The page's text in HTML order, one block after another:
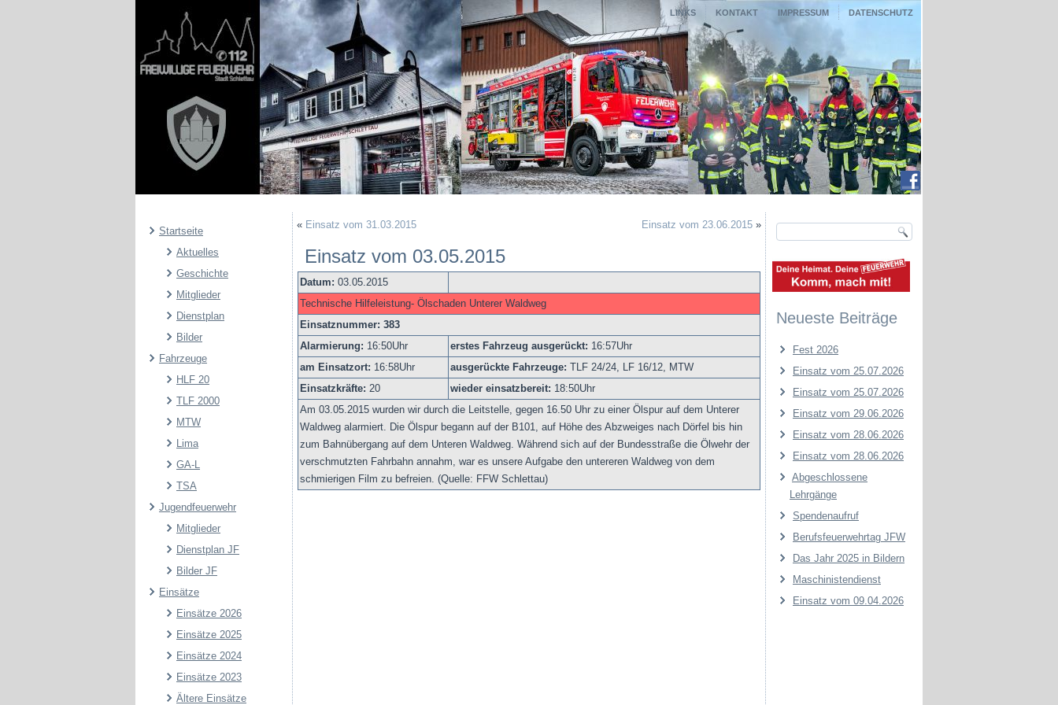
LINKS KONTAKT IMPRESSUM DATENSCHUTZ
Startseite
Aktuelles
Geschichte
Mitglieder
Dienstplan
Bilder
Fahrzeuge
HLF 20
TLF 2000
MTW
Lima
GA-L
TSA
Jugendfeuerwehr
Mitglieder
Dienstplan JF
Bilder JF
Einsätze
Einsätze 2026
Einsätze 2025
Einsätze 2024
Einsätze 2023
Ältere Einsätze
« Einsatz vom 31.03.2015 Einsatz vom 23.06.2015 »
Einsatz vom 03.05.2015
Datum: 03.05.2015
Technische Hilfeleistung- Ölschaden Unterer Waldweg
Einsatznummer: 383
Alarmierung: 16:50Uhr erstes Fahrzeug ausgerückt: 16:57Uhr
am Einsatzort: 16:58Uhr ausgerückte Fahrzeuge: TLF 24/24, LF 16/12, MTW
Einsatzkräfte: 20 wieder einsatzbereit: 18:50Uhr
Am 03.05.2015 wurden wir durch die Leitstelle, gegen 16.50 Uhr zu einer Ölspur auf dem Unterer
Waldweg alarmiert. Die Ölspur begann auf der B101, auf Höhe des Abzweiges nach Dörfel bis hin
zum Bahnübergang auf dem Unteren Waldweg. Während sich auf der Bundesstraße die Ölwehr der
verschmutzten Fahrbahn annahm, war es unsere Aufgabe den untereren Waldweg von dem
schmierigen Film zu befreien. (Quelle: FFW Schlettau)
Neueste Beiträge
Fest 2026
Einsatz vom 25.07.2026
Einsatz vom 25.07.2026
Einsatz vom 29.06.2026
Einsatz vom 28.06.2026
Einsatz vom 28.06.2026
Abgeschlossene
Lehrgänge
Spendenaufruf
Berufsfeuerwehrtag JFW
Das Jahr 2025 in Bildern
Maschinistendienst
Einsatz vom 09.04.2026